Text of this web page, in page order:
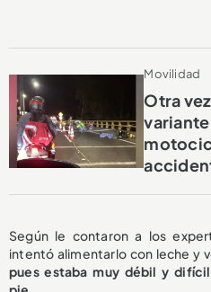
Movilidad
Otra
variante
Según le contaron a los
intentó alimentarlo con leche y
pues estaba muy débil y